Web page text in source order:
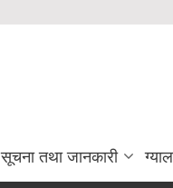
सूचना तथा जानकारी